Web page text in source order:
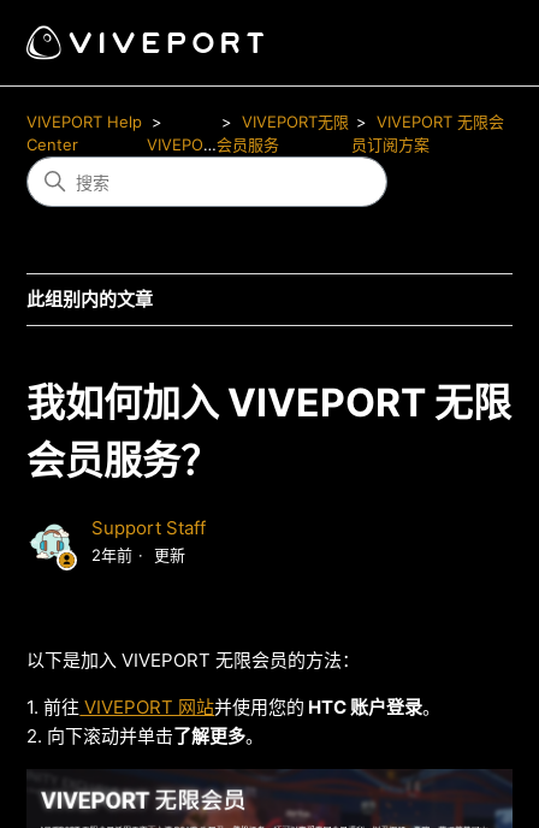
VIVEPORT Help
Center
VIVEPORT
VIVEPORT无限
会员服务
VIVEPORT 无限会
员订阅方案
此组别内的文章
我如何加入 VIVEPORT 无限
会员服务？
Support Staff
2年前 更新
以下是加入 VIVEPORT 无限会员的方法：
1. 前往 VIVEPORT 网站并使用您的 HTC 账户登录。
2. 向下滚动并单击了解更多。